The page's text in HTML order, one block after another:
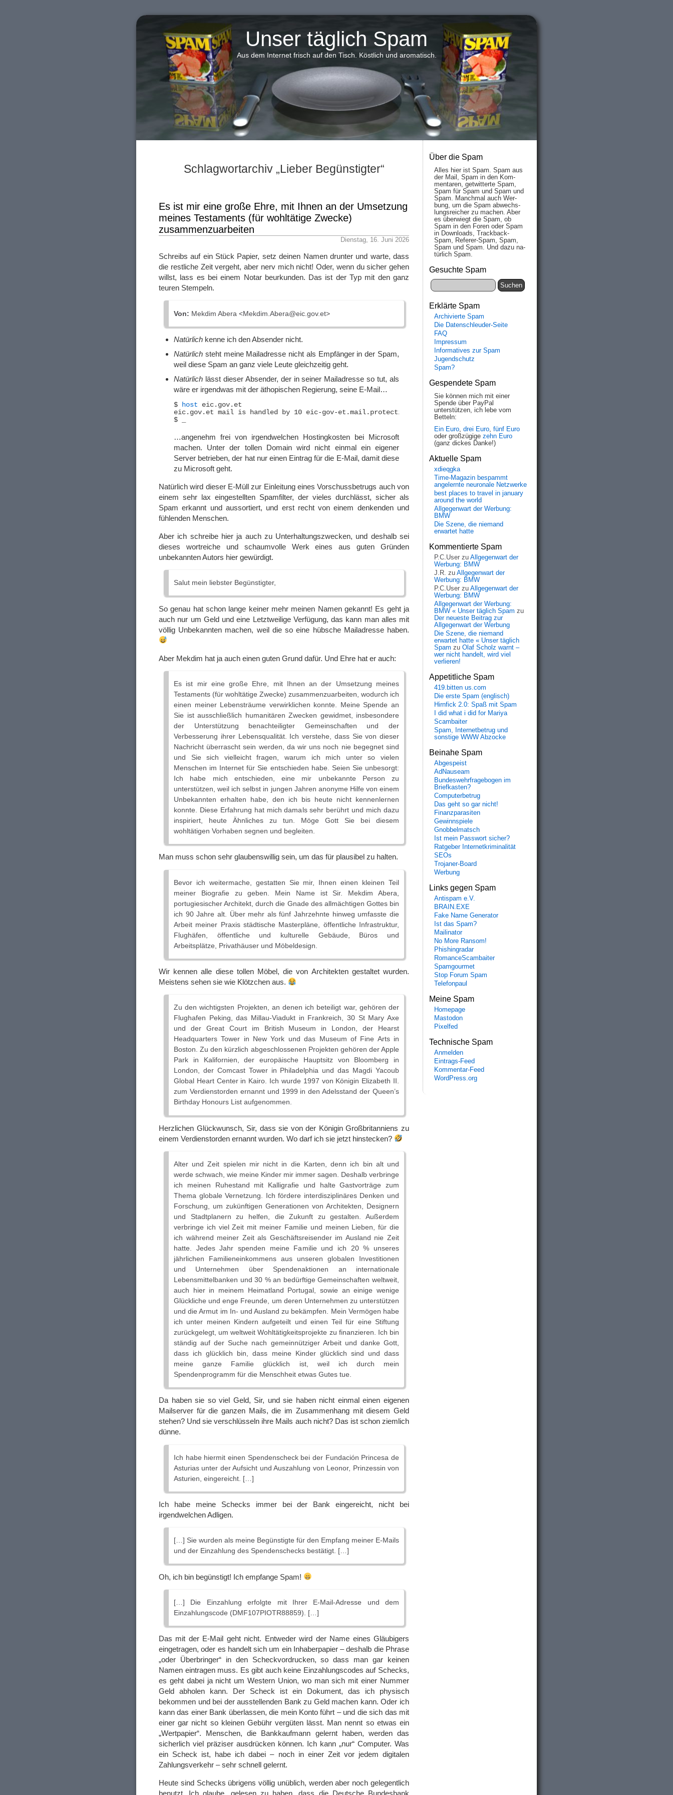
Unser täglich Spam
Aus dem Internet frisch auf den Tisch. Köstlich und aromatisch.
Schlagwortarchiv „Lieber Begünstigter“
Es ist mir eine große Ehre, mit Ihnen an der Umsetzung
meines Testaments (für wohltätige Zwecke)
zusammenzuarbeiten
Dienstag, 16. Juni 2026
Schreibs auf ein Stück Papier, setz deinen Namen drunter und warte, dass
die restliche Zeit vergeht, aber nerv mich nicht! Oder, wenn du sicher gehen
willst, lass es bei einem Notar beurkunden. Das ist der Typ mit den ganz
teuren Stempeln.
Von: Mekdim Abera <Mekdim.Abera@eic.gov.et>
Natürlich kenne ich den Absender nicht.
Natürlich steht meine Mailadresse nicht als Empfänger in der Spam,
weil diese Spam an ganz viele Leute gleichzeitig geht.
Natürlich lässt dieser Absender, der in seiner Mailadresse so tut, als
wäre er irgendwas mit der äthopischen Regierung, seine E-Mail…
$ host eic.gov.et
eic.gov.et mail is handled by 10 eic-gov-et.mail.protection.outlook.com.
…angenehm frei von irgendwelchen Hostingkosten bei Microsoft
machen. Unter der tollen Domain wird nicht einmal ein eigener
Server betrieben, der hat nur einen Eintrag für die E-Mail, damit diese
zu Microsoft geht.
Natürlich wird dieser E-Müll zur Einleitung eines Vorschussbetrugs auch von
einem sehr lax eingestellten Spamfilter, der vieles durchlässt, sicher als
Spam erkannt und aussortiert, und erst recht von einem denkenden und
fühlenden Menschen.
Aber ich schreibe hier ja auch zu Unterhaltungszwecken, und deshalb sei
dieses wortreiche und schaumvolle Werk eines aus guten Gründen
unbekannten Autors hier gewürdigt.
Salut mein liebster Begünstigter,
So genau hat schon lange keiner mehr meinen Namen gekannt! Es geht ja
auch nur um Geld und eine Letztweilige Verfügung, das kann man alles mit
völlig Unbekannten machen, weil die so eine hübsche Mailadresse haben.
Aber Mekdim hat ja auch einen guten Grund dafür. Und Ehre hat er auch:
Es ist mir eine große Ehre, mit Ihnen an der Umsetzung meines
Testaments (für wohltätige Zwecke) zusammenzuarbeiten, wodurch ich
einen meiner Lebensträume verwirklichen konnte. Meine Spende an
Sie ist ausschließlich humanitären Zwecken gewidmet, insbesondere
der Unterstützung benachteiligter Gemeinschaften und der
Verbesserung ihrer Lebensqualität. Ich verstehe, dass Sie von dieser
Nachricht überrascht sein werden, da wir uns noch nie begegnet sind
und Sie sich vielleicht fragen, warum ich mich unter so vielen
Menschen im Internet für Sie entschieden habe. Seien Sie unbesorgt:
Ich habe mich entschieden, eine mir unbekannte Person zu
unterstützen, weil ich selbst in jungen Jahren anonyme Hilfe von einem
Unbekannten erhalten habe, den ich bis heute nicht kennenlernen
konnte. Diese Erfahrung hat mich damals sehr berührt und mich dazu
inspiriert, heute Ähnliches zu tun. Möge Gott Sie bei diesem
wohltätigen Vorhaben segnen und begleiten.
Man muss schon sehr glaubenswillig sein, um das für plausibel zu halten.
Bevor ich weitermache, gestatten Sie mir, Ihnen einen kleinen Teil
meiner Biografie zu geben. Mein Name ist Sir. Mekdim Abera,
portugiesischer Architekt, durch die Gnade des allmächtigen Gottes bin
ich 90 Jahre alt. Über mehr als fünf Jahrzehnte hinweg umfasste die
Arbeit meiner Praxis städtische Masterpläne, öffentliche Infrastruktur,
Flughäfen, öffentliche und kulturelle Gebäude, Büros und
Arbeitsplätze, Privathäuser und Möbeldesign.
Wir kennen alle diese tollen Möbel, die von Architekten gestaltet wurden.
Meistens sehen sie wie Klötzchen aus.
Zu den wichtigsten Projekten, an denen ich beteiligt war, gehören der
Flughafen Peking, das Millau-Viadukt in Frankreich, 30 St Mary Axe
und der Great Court im British Museum in London, der Hearst
Headquarters Tower in New York und das Museum of Fine Arts in
Boston. Zu den kürzlich abgeschlossenen Projekten gehören der Apple
Park in Kalifornien, der europäische Hauptsitz von Bloomberg in
London, der Comcast Tower in Philadelphia und das Magdi Yacoub
Global Heart Center in Kairo. Ich wurde 1997 von Königin Elizabeth II.
zum Verdienstorden ernannt und 1999 in den Adelsstand der Queen’s
Birthday Honours List aufgenommen.
Herzlichen Glückwunsch, Sir, dass sie von der Königin Großbritanniens zu
einem Verdienstorden ernannt wurden. Wo darf ich sie jetzt hinstecken?
Alter und Zeit spielen mir nicht in die Karten, denn ich bin alt und
werde schwach, wie meine Kinder mir immer sagen. Deshalb verbringe
ich meinen Ruhestand mit Kalligrafie und halte Gastvorträge zum
Thema globale Vernetzung. Ich fördere interdisziplinäres Denken und
Forschung, um zukünftigen Generationen von Architekten, Designern
und Stadtplanern zu helfen, die Zukunft zu gestalten. Außerdem
verbringe ich viel Zeit mit meiner Familie und meinen Lieben, für die
ich während meiner Zeit als Geschäftsreisender im Ausland nie Zeit
hatte. Jedes Jahr spenden meine Familie und ich 20 % unseres
jährlichen Familieneinkommens aus unseren globalen Investitionen
und Unternehmen über Spendenaktionen an internationale
Lebensmittelbanken und 30 % an bedürftige Gemeinschaften weltweit,
auch hier in meinem Heimatland Portugal, sowie an einige wenige
Glückliche und enge Freunde, um deren Unternehmen zu unterstützen
und die Armut im In- und Ausland zu bekämpfen. Mein Vermögen habe
ich unter meinen Kindern aufgeteilt und einen Teil für eine Stiftung
zurückgelegt, um weltweit Wohltätigkeitsprojekte zu finanzieren. Ich bin
ständig auf der Suche nach gemeinnütziger Arbeit und danke Gott,
dass ich glücklich bin, dass meine Kinder glücklich sind und dass
meine ganze Familie glücklich ist, weil ich durch mein
Spendenprogramm für die Menschheit etwas Gutes tue.
Da haben sie so viel Geld, Sir, und sie haben nicht einmal einen eigenen
Mailserver für die ganzen Mails, die im Zusammenhang mit diesem Geld
stehen? Und sie verschlüsseln ihre Mails auch nicht? Das ist schon ziemlich
dünne.
Ich habe hiermit einen Spendenscheck bei der Fundación Princesa de
Asturias unter der Aufsicht und Auszahlung von Leonor, Prinzessin von
Asturien, eingereicht. […]
Ich habe meine Schecks immer bei der Bank eingereicht, nicht bei
irgendwelchen Adligen.
[…] Sie wurden als meine Begünstigte für den Empfang meiner E-Mails
und der Einzahlung des Spendenschecks bestätigt. […]
Oh, ich bin begünstigt! Ich empfange Spam!
[…] Die Einzahlung erfolgte mit Ihrer E-Mail-Adresse und dem
Einzahlungscode (DMF107PIOTR88859). […]
Das mit der E-Mail geht nicht. Entweder wird der Name eines Gläubigers
eingetragen, oder es handelt sich um ein Inhaberpapier – deshalb die Phrase
„oder Überbringer“ in den Scheckvordrucken, so dass man gar keinen
Namen eintragen muss. Es gibt auch keine Einzahlungscodes auf Schecks,
es geht dabei ja nicht um Western Union, wo man sich mit einer Nummer
Geld abholen kann. Der Scheck ist ein Dokument, das ich physisch
bekommen und bei der ausstellenden Bank zu Geld machen kann. Oder ich
kann das einer Bank überlassen, die mein Konto führt – und die sich das mit
einer gar nicht so kleinen Gebühr vergüten lässt. Man nennt so etwas ein
„Wertpapier“. Menschen, die Bankkaufmann gelernt haben, werden das
sicherlich viel präziser ausdrücken können. Ich kann „nur“ Computer. Was
ein Scheck ist, habe ich dabei – noch in einer Zeit vor jedem digitalen
Zahlungsverkehr – sehr schnell gelernt.
Heute sind Schecks übrigens völlig unüblich, werden aber noch gelegentlich
Über die Spam
Alles hier ist Spam. Spam aus
der Mail, Spam in den Kom­
men­taren, ge­twit­ter­te Spam,
Spam für Spam und Spam und
Spam. Manch­mal auch Wer­
bung, um die Spam ab­wechs­
lungs­reich­er zu mach­en. Aber
es über­wiegt die Spam, ob
Spam in den Fo­ren oder Spam
in Down­loads, Track­back-
Spam, Re­fe­rer-Spam, Spam,
Spam und Spam. Und da­zu na­
tür­lich Spam.
Gesuchte Spam
Erklärte Spam
Archivierte Spam
Die Datenschleuder-Seite
FAQ
Impressum
Informatives zur Spam
Jugendschutz
Spam?
Gespendete Spam
Sie können mich mit einer
Spende über PayPal
unterstützen, ich lebe vom
Betteln:
Ein Euro, drei Euro, fünf Euro
oder großzügige zehn Euro
(ganz dickes Danke!)
Aktuelle Spam
xdieqgka
Time-Magazin bespammt
angelernte neuronale Netzwerke
best places to travel in january
around the world
Allgegenwart der Werbung:
BMW
Die Szene, die niemand
erwartet hatte
Kommentierte Spam
P.C.User zu Allgegenwart der
Werbung: BMW
J.R. zu Allgegenwart der
Werbung: BMW
P.C.User zu Allgegenwart der
Werbung: BMW
Allgegenwart der Werbung:
BMW « Unser täglich Spam zu
Der neueste Beitrag zur
Allgegenwart der Werbung
Die Szene, die niemand
erwartet hatte « Unser täglich
Spam zu Olaf Scholz warnt –
wer nicht handelt, wird viel
verlieren!
Appetitliche Spam
419.bitten us.com
Die erste Spam (englisch)
Hirnfick 2.0: Spaß mit Spam
I did what i did for Mariya
Scambaiter
Spam, Internetbetrug und
sonstige WWW Abzocke
Beinahe Spam
Abgespeist
AdNauseam
Bundeswehrfragebogen im
Briefkasten?
Computerbetrug
Das geht so gar nicht!
Finanzparasiten
Gewinnspiele
Gnobbelmatsch
Ist mein Passwort sicher?
Ratgeber Internetkriminalität
SEOs
Trojaner-Board
Werbung
Links gegen Spam
Antispam e.V.
BRAIN.EXE
Fake Name Generator
Ist das Spam?
Mailinator
No More Ransom!
Phishingradar
RomanceScambaiter
Spamgourmet
Stop Forum Spam
Telefonpaul
Meine Spam
Homepage
Mastodon
Pixelfed
Technische Spam
Anmelden
Eintrags-Feed
Kommentar-Feed
WordPress.org